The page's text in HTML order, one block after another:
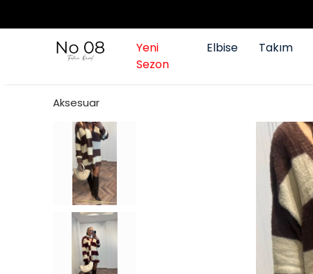
Yeni
Sezon
Elbise Takım
Aksesuar